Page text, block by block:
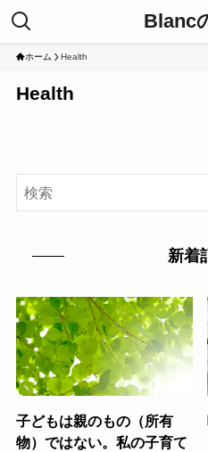
Blanc
ホーム Health
Health
新着
子どもは親のもの（所有
物）ではない。私の子育て